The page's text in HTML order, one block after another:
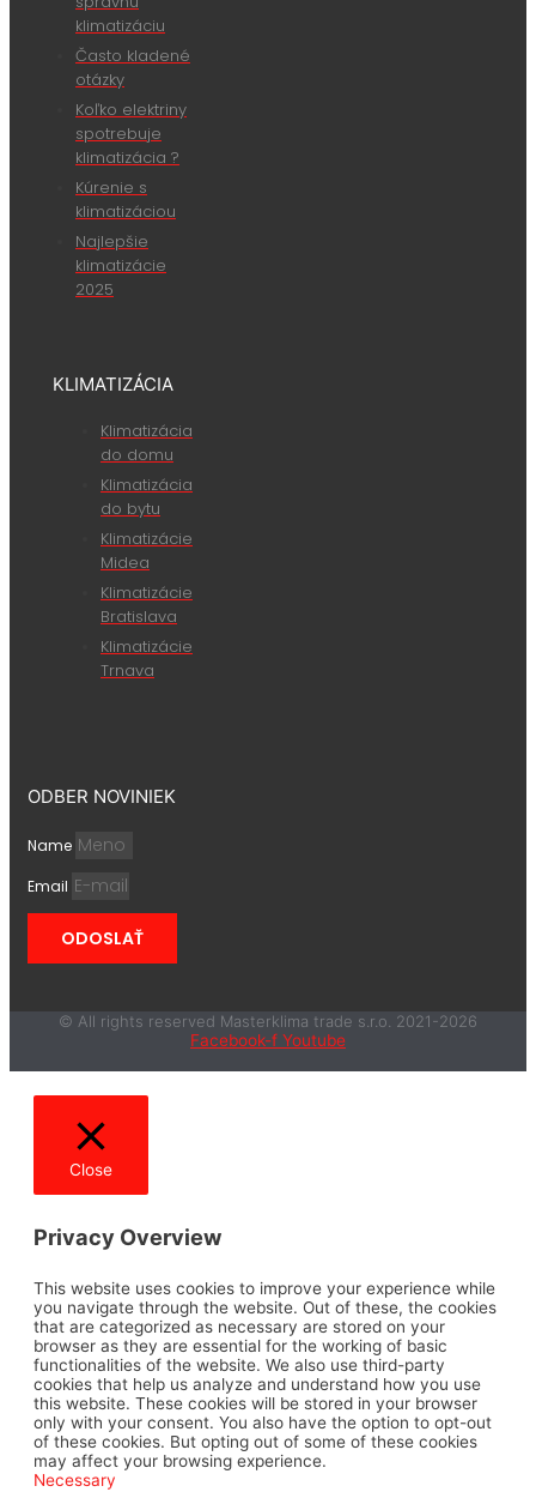
klimatizáciu
Často kladené
otázky
Koľko elektriny
spotrebuje
klimatizácia ?
Kúrenie s
klimatizáciou
Najlepšie
klimatizácie
2025
KLIMATIZÁCIA
Klimatizácia
do domu
Klimatizácia
do bytu
Klimatizácie
Midea
Klimatizácie
Bratislava
Klimatizácie
Trnava
ODBER NOVINIEK
Name
Email
ODOSLAŤ
© All rights reserved Masterklima trade s.r.o. 2021-2026
Facebook-f Youtube
Close
Privacy Overview
This website uses cookies to improve your experience while
you navigate through the website. Out of these, the cookies
that are categorized as necessary are stored on your
browser as they are essential for the working of basic
functionalities of the website. We also use third-party
cookies that help us analyze and understand how you use
this website. These cookies will be stored in your browser
only with your consent. You also have the option to opt-out
of these cookies. But opting out of some of these cookies
may affect your browsing experience.
Necessary